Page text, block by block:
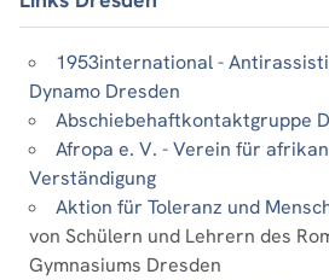
1953international -
Dynamo Dresden
Abschiebehaftkontaktgruppe
Afropa e. V. - Verein für
Verständigung
Aktion für Toleranz und
von Schülern und Lehrern des
Gymnasiums Dresden